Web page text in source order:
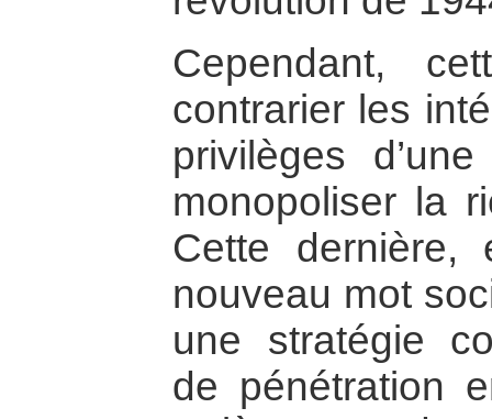
Cependant,
contrarier les
privilèges
monopoliser la
Cette dernière,
nouveau mot
une stratégie
de pénétration